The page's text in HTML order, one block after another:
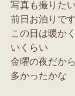
写真も撮りた
前日お泊りです
この日は暖か
いくらい
金曜の夜だか
多かったかな